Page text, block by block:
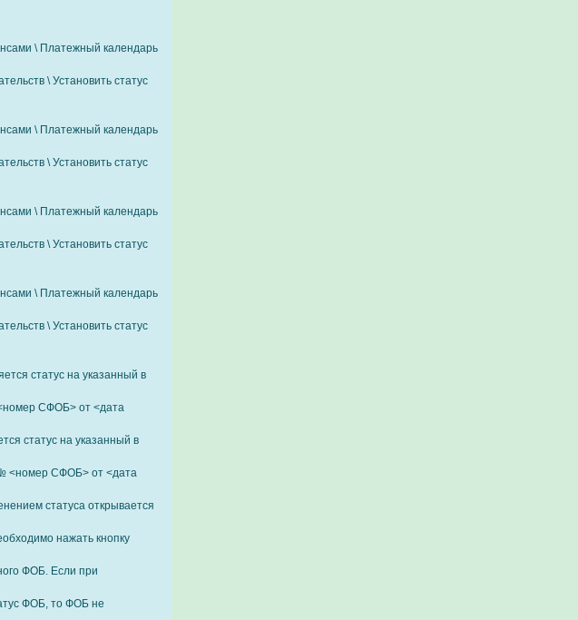
\ Платежный календарь
\ Установить статус
\ Платежный календарь
\ Установить статус
\ Платежный календарь
\ Установить статус
\ Платежный календарь
\ Установить статус
статус на указанный в
СФОБ> от <дата
статус на указанный в
<номер СФОБ> от <дата
статуса открывается
нажать кнопку
ФОБ. Если при
ФОБ, то ФОБ не